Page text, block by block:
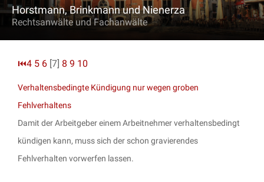
Horstmann, Brinkmann und Nienerza
Rechtsanwälte und Fachanwälte
⏮4 5 6 [7] 8 9 10
Verhaltensbedingte Kündigung nur wegen groben
Fehlverhaltens
Damit der Arbeitgeber einem Arbeitnehmer verhaltensbedingt
kündigen kann, muss sich der schon gravierendes
Fehlverhalten vorwerfen lassen.